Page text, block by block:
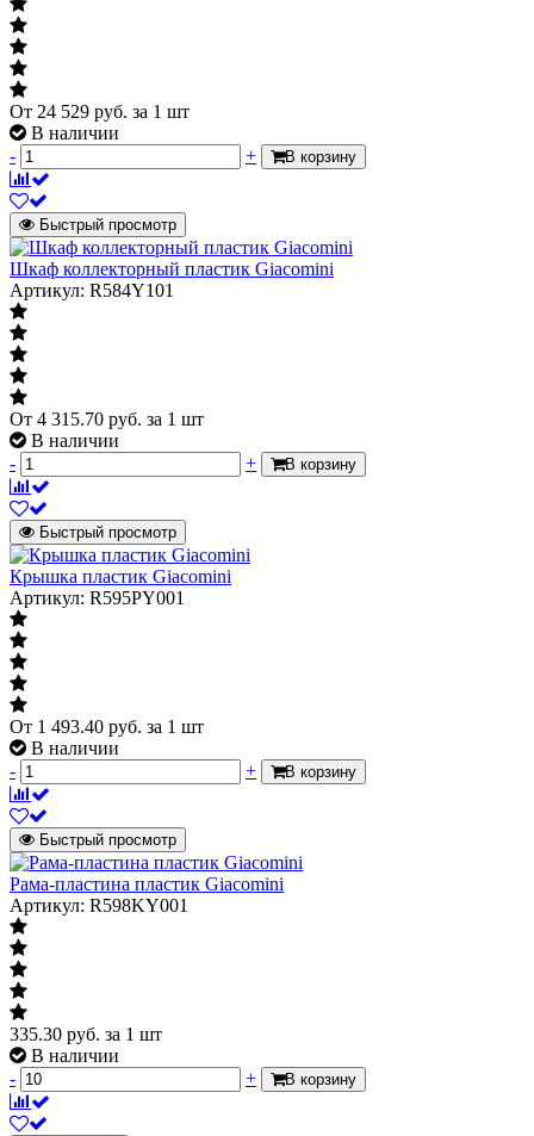
От 24 529 руб. за 1 шт
В наличии
-
+ В корзину
Быстрый просмотр
Шкаф коллекторный пластик Giacomini
Артикул: R584Y101
От 4 315.70 руб. за 1 шт
В наличии
-
+ В корзину
Быстрый просмотр
Крышка пластик Giacomini
Артикул: R595PY001
От 1 493.40 руб. за 1 шт
В наличии
-
+ В корзину
Быстрый просмотр
Рама-пластина пластик Giacomini
Артикул: R598KY001
335.30 руб. за 1 шт
В наличии
-
+ В корзину